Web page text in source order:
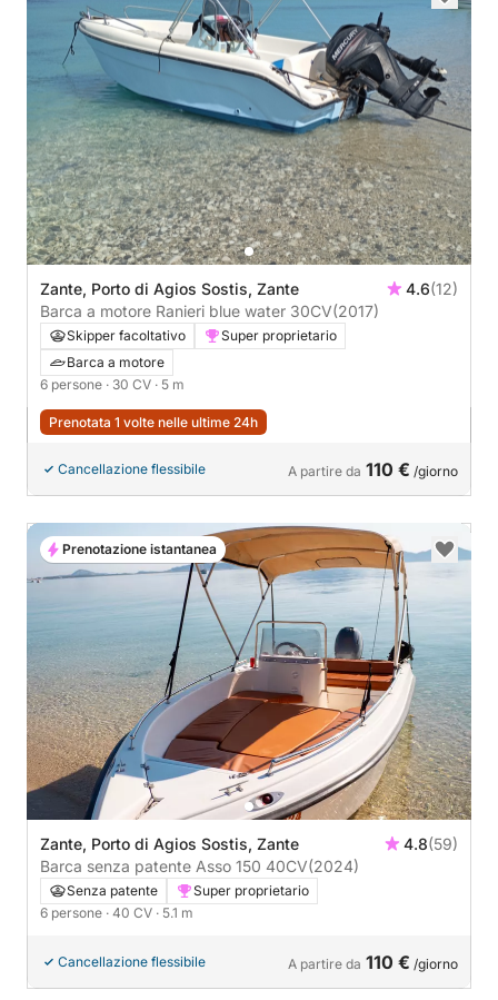
Zante, Porto di Agios Sostis, Zante 4.6(12)
Barca a motore Ranieri blue water 30CV(2017)
Skipper facoltativo
Super proprietario
Barca a motore
6 persone · 30 CV · 5 m
Prenotata 1 volte nelle ultime 24h
Cancellazione flessibile A partire da 110 € /giorno
Zante, Porto di Agios Sostis, Zante 4.8(59)
Barca senza patente Asso 150 40CV(2024)
Senza patente
Super proprietario
6 persone · 40 CV · 5.1 m
Cancellazione flessibile A partire da 110 € /giorno
Prenotazione istantanea